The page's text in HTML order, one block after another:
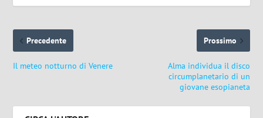
Precedente
Il meteo notturno di Venere
Prossimo
Alma individua il disco
circumplanetario di un
giovane esopianeta